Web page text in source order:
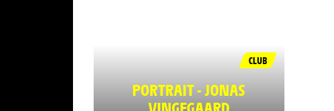
CLUB
PORTRAIT - JONAS